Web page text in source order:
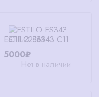
ESTILO ES343 C11
5000₽
Нет в наличии